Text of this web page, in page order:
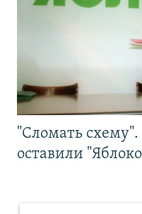
"Сломать
оставили